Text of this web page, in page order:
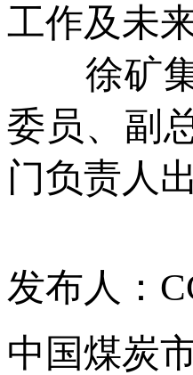
工作及未
徐矿集
委员、副
门负责人
发布人：
中国煤炭